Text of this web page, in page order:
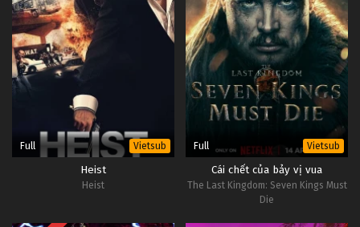
Full Vietsub
Heist
Heist
Full Vietsub
Cái chết của bảy vị vua
The Last Kingdom: Seven Kings Must
Die